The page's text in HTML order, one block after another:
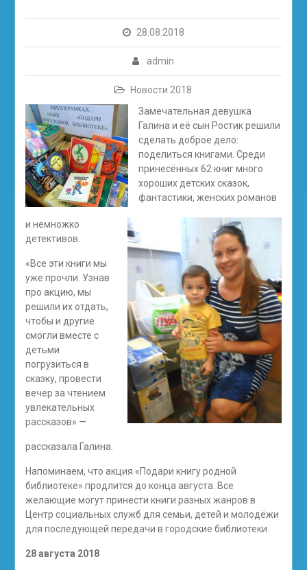
28.08.2018
admin
Новости 2018
Замечательная девушка
Галина и её сын Ростик решили
сделать доброе дело:
поделиться книгами. Среди
принесённых 62 книг много
хороших детских сказок,
фантастики, женских романов
и немножко
детективов.
«Все эти книги мы
уже прочли. Узнав
про акцию, мы
решили их отдать,
чтобы и другие
смогли вместе с
детьми
погрузиться в
сказку, провести
вечер за чтением
увлекательных
рассказов» —
рассказала Галина.
Напоминаем, что акция «Подари книгу родной
библиотеке» продлится до конца августа. Все
желающие могут принести книги разных жанров в
Центр социальных служб для семьи, детей и молодёжи
для последующей передачи в городские библиотеки.
28 августа 2018